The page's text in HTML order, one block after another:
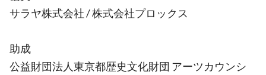
サラヤ株式会社 / 株式会社プロックス
助成
公益財団法⼈東京都歴史⽂化財団 アーツカウンシ